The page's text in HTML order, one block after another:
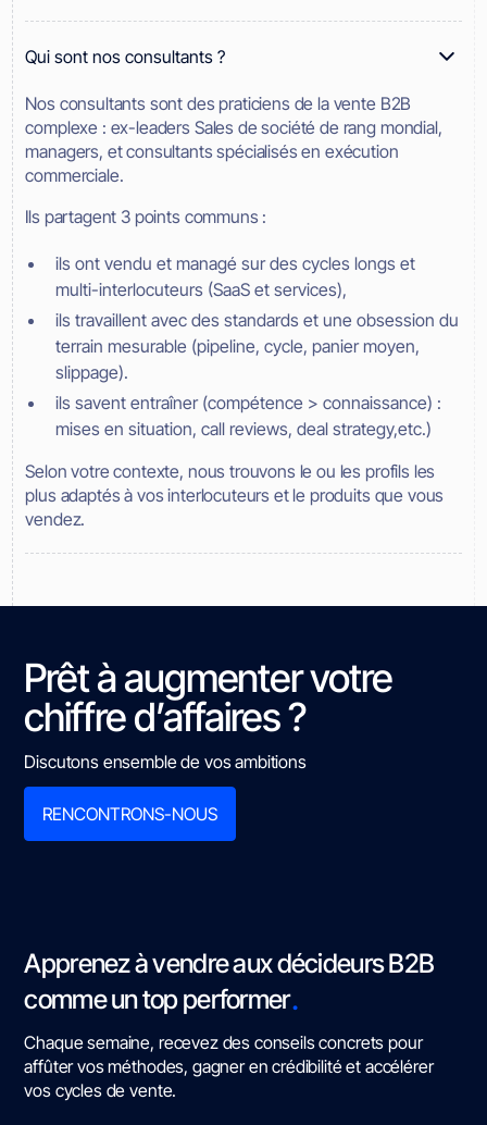
Qui sont nos consultants ?
Nos consultants sont des praticiens de la vente B2B
complexe : ex-leaders Sales de société de rang mondial,
managers, et consultants spécialisés en exécution
commerciale.
Ils partagent 3 points communs :
ils ont vendu et managé sur des cycles longs et
multi-interlocuteurs (SaaS et services),
ils travaillent avec des standards et une obsession du
terrain mesurable (pipeline, cycle, panier moyen,
slippage).
ils savent entraîner (compétence > connaissance) :
mises en situation, call reviews, deal strategy,etc.)
Selon votre contexte, nous trouvons le ou les profils les
plus adaptés à vos interlocuteurs et le produits que vous
vendez.
Prêt à augmenter votre
chiffre d’affaires ?
Discutons ensemble de vos ambitions
RENCONTRONS-NOUS
Apprenez à vendre aux décideurs B2B
comme un top performer.
Chaque semaine, recevez des conseils concrets pour
affûter vos méthodes, gagner en crédibilité et accélérer
vos cycles de vente.